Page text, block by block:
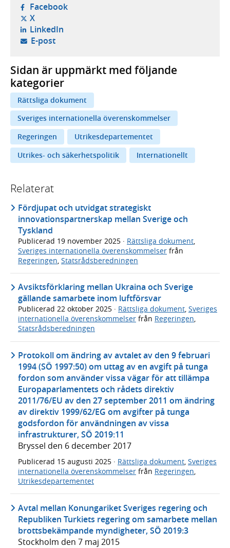
Facebook- öppnas i ny flik, extern webbplats,
X- öppnas i ny flik, extern webbplats,
LinkedIn- öppnas i ny flik, extern webbplats,
E-post- öppnar din e-postklient,
Sidan är uppmärkt med följande
kategorier
Rättsliga dokument
Sveriges internationella överenskommelser
Regeringen
Utrikesdepartementet
Utrikes- och säkerhetspolitik
Internationellt
Relaterat
Fördjupat och utvidgat strategiskt
innovationspartnerskap mellan Sverige och
Tyskland
Publicerad 19 november 2025 · Rättsliga dokument
Sveriges internationella överenskommelser från
Regeringen Statsrådsberedningen
Avsiktsförklaring mellan Ukraina och Sverige
gällande samarbete inom luftförsvar
Publicerad 22 oktober 2025 · Rättsliga dokument, Sveriges
internationella överenskommelser från Regeringen,
Statsrådsberedningen
Protokoll om ändring av avtalet av den 9 februari
1994 (SÖ 1997:50) om uttag av en avgift på tunga
fordon som använder vissa vägar för att tillämpa
Europaparlamentets och rådets direktiv
2011/76/EU av den 27 september 2011 om ändring
av direktiv 1999/62/EG om avgifter på tunga
godsfordon för användningen av vissa
infrastrukturer, SÖ 2019:11
Bryssel den 6 december 2017
Publicerad 15 augusti 2025 · Rättsliga dokument, Sveriges
internationella överenskommelser från Regeringen,
Utrikesdepartementet
Avtal mellan Konungariket Sveriges regering och
Republiken Turkiets regering om samarbete mellan
brottsbekämpande myndigheter, SÖ 2019:3
Stockholm den 7 maj 2015